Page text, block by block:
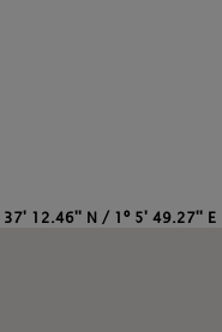
37' 12.46'' N / 1º 5' 49.27'' E